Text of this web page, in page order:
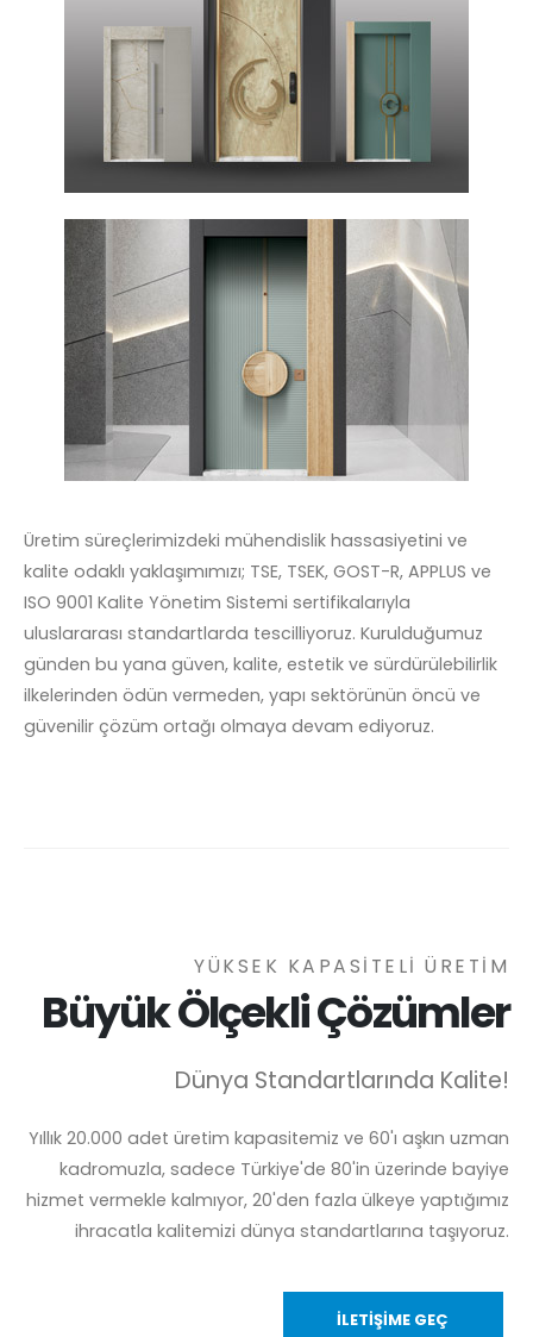
Üretim süreçlerimizdeki mühendislik hassasiyetini ve
kalite odaklı yaklaşımımızı; TSE, TSEK, GOST-R, APPLUS ve
ISO 9001 Kalite Yönetim Sistemi sertifikalarıyla
uluslararası standartlarda tescilliyoruz. Kurulduğumuz
günden bu yana güven, kalite, estetik ve sürdürülebilirlik
ilkelerinden ödün vermeden, yapı sektörünün öncü ve
güvenilir çözüm ortağı olmaya devam ediyoruz.
YÜKSEK KAPASİTELİ ÜRETİM
Büyük Ölçekli Çözümler
Dünya Standartlarında Kalite!
Yıllık 20.000 adet üretim kapasitemiz ve 60'ı aşkın uzman
kadromuzla, sadece Türkiye'de 80'in üzerinde bayiye
hizmet vermekle kalmıyor, 20'den fazla ülkeye yaptığımız
ihracatla kalitemizi dünya standartlarına taşıyoruz.
İLETİŞİME GEÇ